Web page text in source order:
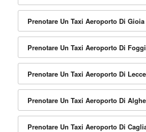
Prenotare Un Taxi Aeroporto Di
Prenotare Un Taxi Aeroporto Di
Prenotare Un Taxi Aeroporto Di
Prenotare Un Taxi Aeroporto Di
Prenotare Un Taxi Aeroporto Di